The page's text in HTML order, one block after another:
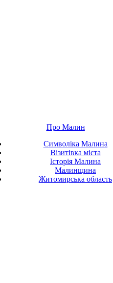
Про Малин
Символіка Малина
Візитівка міста
Історія Малина
Малинщина
Житомирська область